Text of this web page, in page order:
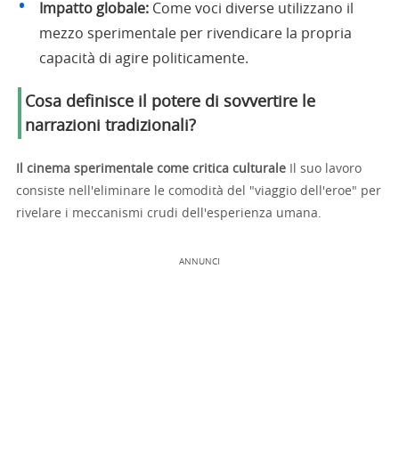
Impatto globale: Come voci diverse utilizzano il
mezzo sperimentale per rivendicare la propria
capacità di agire politicamente.
Cosa definisce il potere di sovvertire le
narrazioni tradizionali?
Il cinema sperimentale come critica culturale Il suo lavoro
consiste nell'eliminare le comodità del "viaggio dell'eroe" per
rivelare i meccanismi crudi dell'esperienza umana.
ANNUNCI